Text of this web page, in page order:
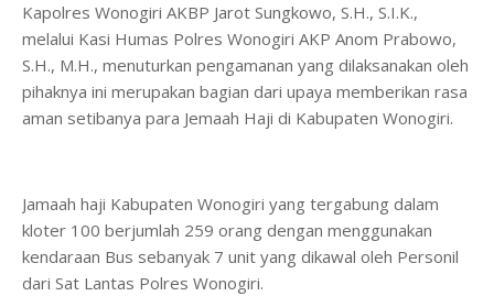
Kapolres Wonogiri AKBP Jarot Sungkowo, S.H., S.I.K.,
melalui Kasi Humas Polres Wonogiri AKP Anom Prabowo,
S.H., M.H., menuturkan pengamanan yang dilaksanakan oleh
pihaknya ini merupakan bagian dari upaya memberikan rasa
aman setibanya para Jemaah Haji di Kabupaten Wonogiri.
Jamaah haji Kabupaten Wonogiri yang tergabung dalam
kloter 100 berjumlah 259 orang dengan menggunakan
kendaraan Bus sebanyak 7 unit yang dikawal oleh Personil
dari Sat Lantas Polres Wonogiri.